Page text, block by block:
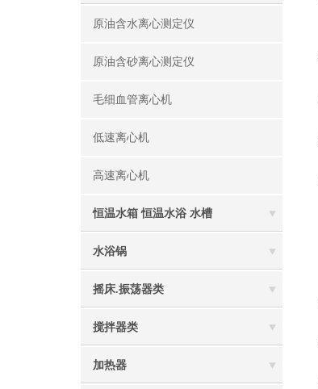
原油含水离心测定仪
原油含砂离心测定仪
毛细血管离心机
低速离心机
高速离心机
恒温水箱 恒温水浴 水槽
水浴锅
摇床.振荡器类
搅拌器类
加热器